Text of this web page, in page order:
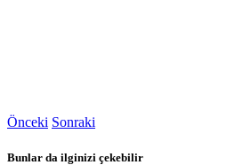
Önceki Sonraki
Bunlar da ilginizi çekebilir